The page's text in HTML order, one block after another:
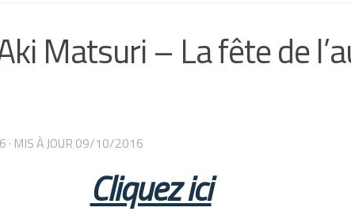
Matsuri – La fête de
· MIS À JOUR 09/10/2016
Cliquez ici